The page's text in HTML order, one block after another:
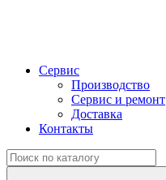
Сервис
Производство
Сервис и ремонт
Доставка
Контакты